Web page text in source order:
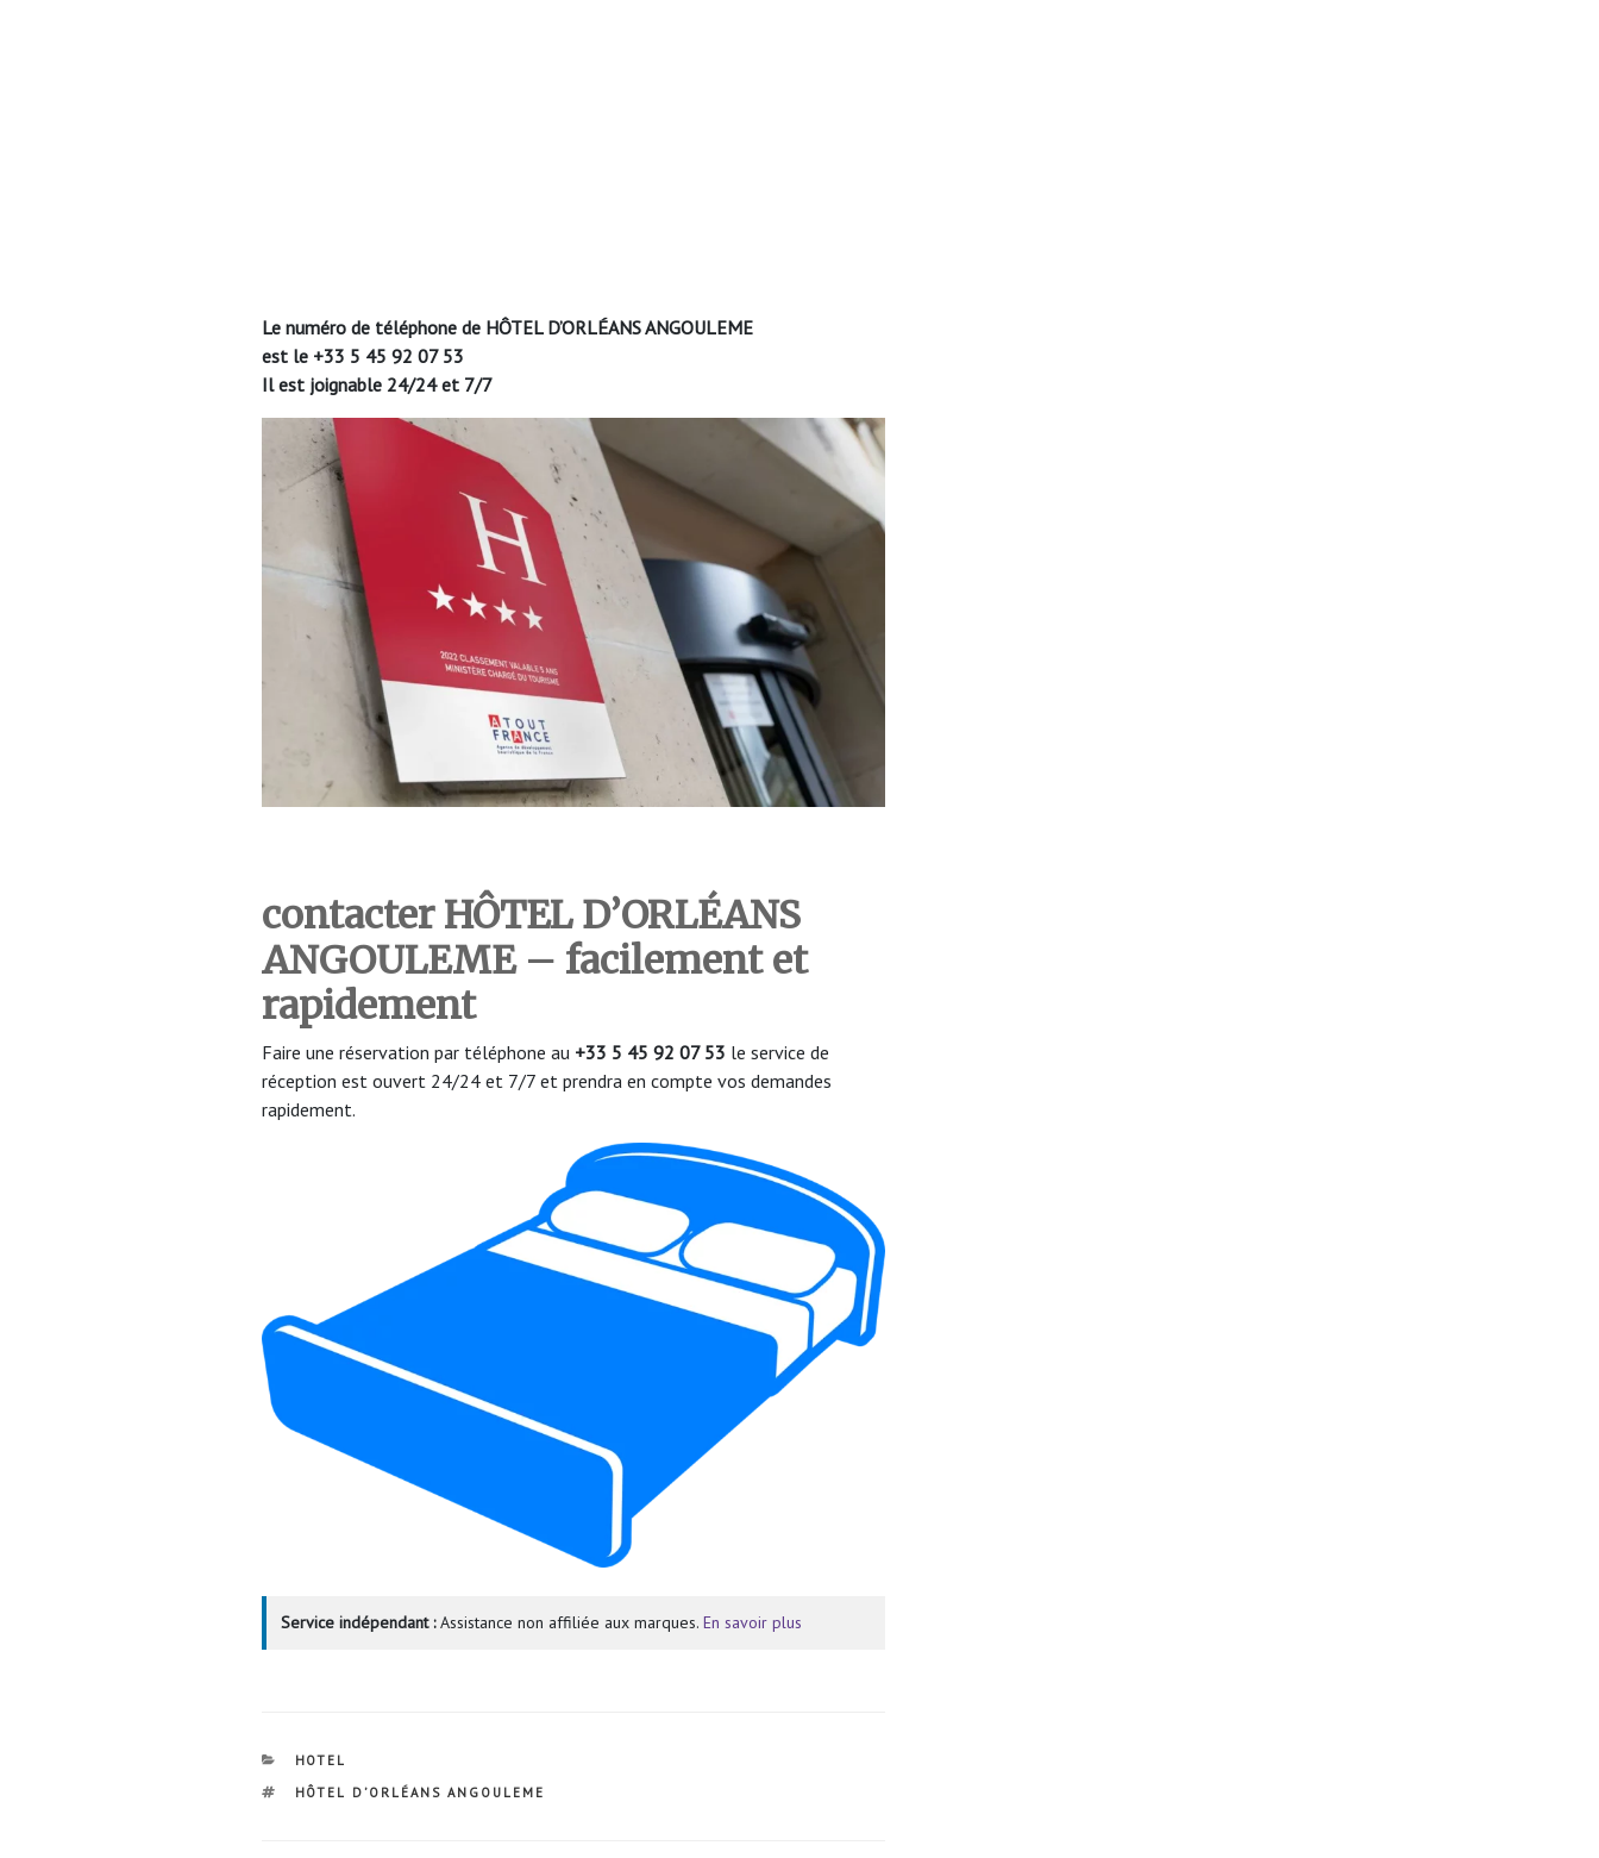
Le numéro de téléphone de HÔTEL D’ORLÉANS ANGOULEME
est le +33 5 45 92 07 53
Il est joignable 24/24 et 7/7
contacter HÔTEL D’ORLÉANS
ANGOULEME – facilement et
rapidement
Faire une réservation par téléphone au +33 5 45 92 07 53 le service de
réception est ouvert 24/24 et 7/7 et prendra en compte vos demandes
rapidement.
Service indépendant :Assistance non affiliée aux marques. En savoir plus
CATÉGORIES
HOTEL
ÉTIQUETTES
HÔTEL D’ORLÉANS ANGOULEME